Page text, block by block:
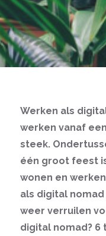
Werken als
werken vanaf
steek.
één groot feest
wonen en
als digital
weer verruilen
digital nomad? 6